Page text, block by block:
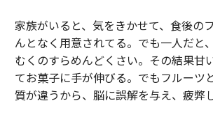
家族がいると、気をきかせて、食後の
んとなく用意されてる。でも一人だと
むくのすらめんどくさい。その結果甘
てお菓子に手が伸びる。でもフルーツ
質が違うから、脳に誤解を与え、疲弊